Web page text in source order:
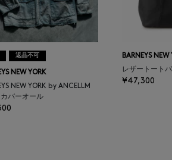
返品不可
NEW YORK
NEW YORK by ANCELLM
バーオール
BARNEYS NEW
レザートート
¥47,300